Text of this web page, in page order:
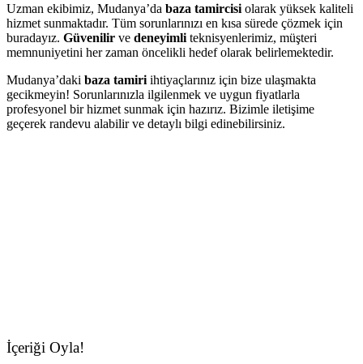
Uzman ekibimiz, Mudanya’da baza tamircisi olarak yüksek kaliteli
hizmet sunmaktadır. Tüm sorunlarınızı en kısa sürede çözmek için
buradayız. Güvenilir ve deneyimli teknisyenlerimiz, müşteri
memnuniyetini her zaman öncelikli hedef olarak belirlemektedir.
Mudanya’daki baza tamiri ihtiyaçlarınız için bize ulaşmakta
gecikmeyin! Sorunlarınızla ilgilenmek ve uygun fiyatlarla
profesyonel bir hizmet sunmak için hazırız. Bizimle iletişime
geçerek randevu alabilir ve detaylı bilgi edinebilirsiniz.
İçeriği Oyla!